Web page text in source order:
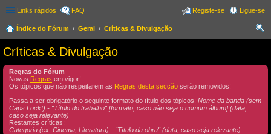
Links rápidos FAQ Ligue-se
Registe-se
Índice do Fórum Geral
Críticas & Divulgação
Críticas & Divulgação
Regras do Fórum
Novas Regras em vigor!
Os tópicos que não respeitarem as Regras desta secção serão removidos!
Passa a ser obrigatório o seguinte formato do título dos tópicos: Nome da banda (sem
Caps Lock!) - "Título do trabalho" [formato, caso não seja o comum álbum] (data,
caso seja relevante)
Restantes críticas:
Categoria (ex: Cinema, Literatura) - "Título da obra" (data, caso seja relevante)